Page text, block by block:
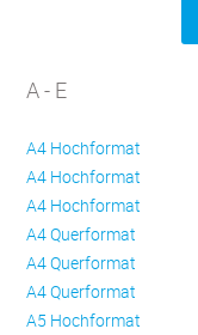
A - E
A4 Hochformat
A4 Hochformat
A4 Hochformat
A4 Querformat
A4 Querformat
A4 Querformat
A5 Hochformat